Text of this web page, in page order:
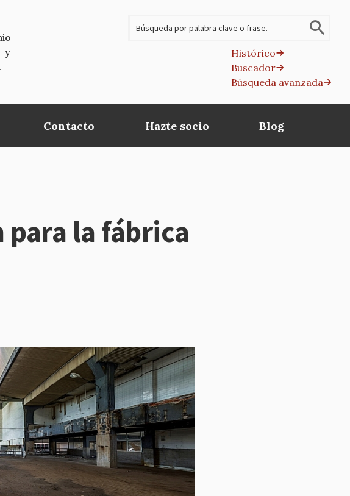
y
Histórico
Buscador
Búsqueda avanzada
Contacto Hazte socio Blog
la fábrica